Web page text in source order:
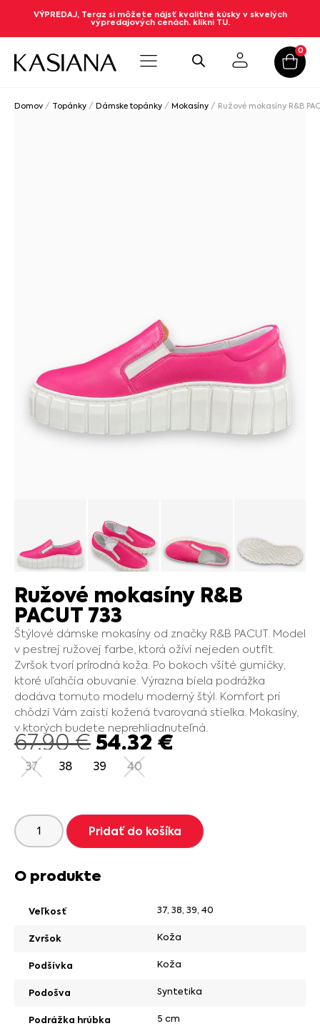
VÝPREDAJ, Teraz si môžete nájsť kvalitné kúsky v skvelých
výpredajových cenách. klikni TU.
0
Domov / Topánky / Dámske topánky / Mokasíny / Ružové mokasíny R&B
Ružové mokasíny R&B
PACUT 733
Štýlové dámske mokasíny od značky R&B PACUT. Model
v pestrej ružovej farbe, ktorá ožívi nejeden outfit.
Zvršok tvorí prírodná koža. Po bokoch všité gumičky,
ktoré uľahčia obuvanie. Výrazna biela podrážka
dodáva tomuto modelu moderný štýl. Komfort pri
chôdzi Vám zaisti kožená tvarovaná stielka. Mokasíny,
v ktorých budete neprehliadnuteľná.
67.90€54.32 €
37 38 39 40
Pridať do košíka
O produkte
Veľkosť 37, 38, 39, 40
Zvršok Koža
Podšívka Koža
Podošva Syntetika
Podrážka hrúbka 5 cm